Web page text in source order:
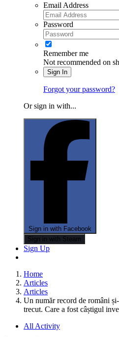
Email Address
Password
Remember me
Not recommended on
Sign In
Forgot your password?
Or sign in with...
Sign in with Facebook
Sign in with Steam
Sign Up
Home
Articles
Articles
Un număr record de români
trecut. Care a fost câștigul
All Activity